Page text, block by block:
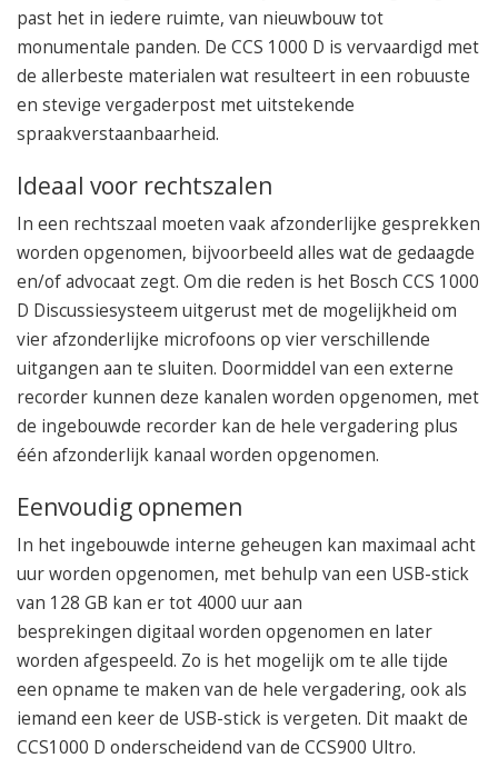
past het in iedere ruimte, van nieuwbouw tot
monumentale panden. De CCS 1000 D is vervaardigd met
de allerbeste materialen wat resulteert in een robuuste
en stevige vergaderpost met uitstekende
spraakverstaanbaarheid.
Ideaal voor rechtszalen
In een rechtszaal moeten vaak afzonderlijke gesprekken
worden opgenomen, bijvoorbeeld alles wat de gedaagde
en/of advocaat zegt. Om die reden is het Bosch CCS 1000
D Discussiesysteem uitgerust met de mogelijkheid om
vier afzonderlijke microfoons op vier verschillende
uitgangen aan te sluiten. Doormiddel van een externe
recorder kunnen deze kanalen worden opgenomen, met
de ingebouwde recorder kan de hele vergadering plus
één afzonderlijk kanaal worden opgenomen.
Eenvoudig opnemen
In het ingebouwde interne geheugen kan maximaal acht
uur worden opgenomen, met behulp van een USB-stick
van 128 GB kan er tot 4000 uur aan
besprekingen digitaal worden opgenomen en later
worden afgespeeld. Zo is het mogelijk om te alle tijde
een opname te maken van de hele vergadering, ook als
iemand een keer de USB-stick is vergeten. Dit maakt de
CCS1000 D onderscheidend van de CCS900 Ultro.